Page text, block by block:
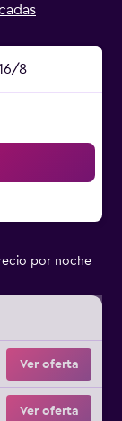
8
por noche
Ver oferta
Ver oferta